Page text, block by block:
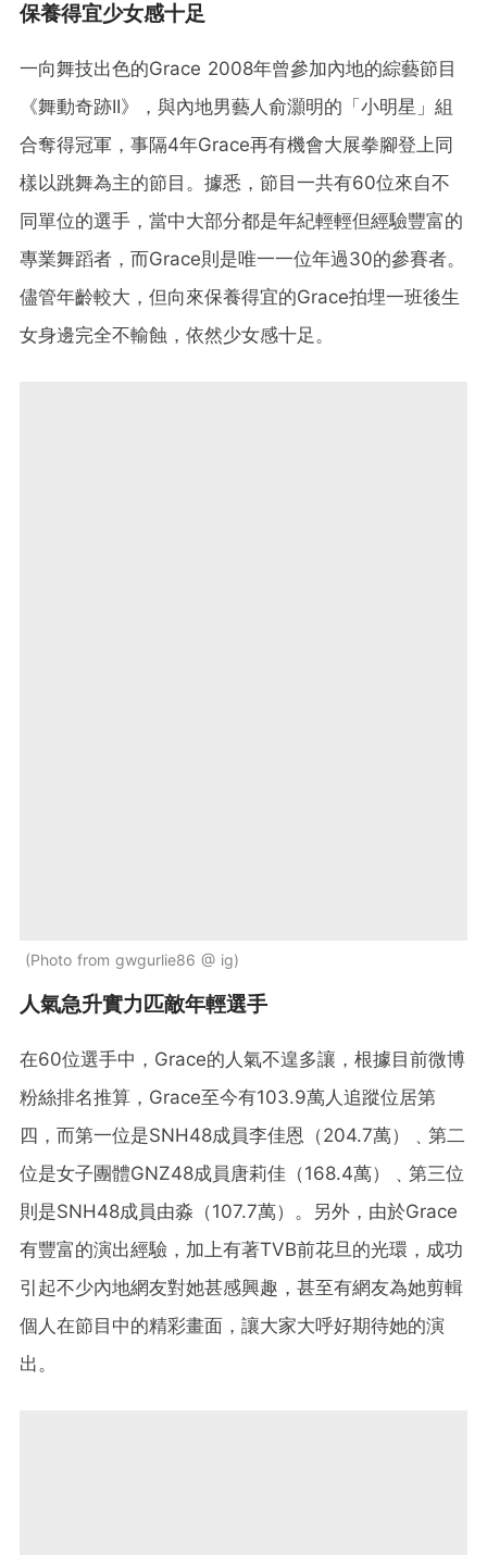
保養得宜少女感十足
一向舞技出色的Grace 2008年曾參加內地的綜藝節目
《舞動奇跡II》，與內地男藝人俞灝明的「小明星」組
合奪得冠軍，事隔4年Grace再有機會大展拳腳登上同
樣以跳舞為主的節目。據悉，節目一共有60位來自不
同單位的選手，當中大部分都是年紀輕輕但經驗豐富的
專業舞蹈者，而Grace則是唯一一位年過30的參賽者。
儘管年齡較大，但向來保養得宜的Grace拍埋一班後生
女身邊完全不輸蝕，依然少女感十足。
Photo from gwgurlie86 @ ig
人氣急升實力匹敵年輕選手
在60位選手中，Grace的人氣不遑多讓，根據目前微博
粉絲排名推算，Grace至今有103.9萬人追蹤位居第
四，而第一位是SNH48成員李佳恩（204.7萬）﹑第二
位是女子團體GNZ48成員唐莉佳（168.4萬）﹑第三位
則是SNH48成員由淼（107.7萬）。另外，由於Grace
有豐富的演出經驗，加上有著TVB前花旦的光環，成功
引起不少內地網友對她甚感興趣，甚至有網友為她剪輯
個人在節目中的精彩畫面，讓大家大呼好期待她的演
出。